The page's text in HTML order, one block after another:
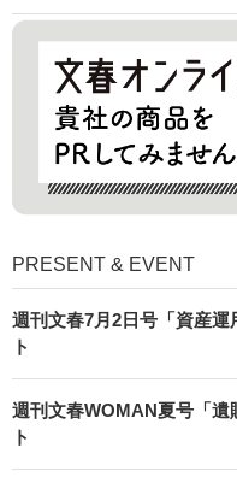
PRESENT & EVENT
週刊文春7月2日号「資産
ト
週刊文春WOMAN夏号「遺
ト